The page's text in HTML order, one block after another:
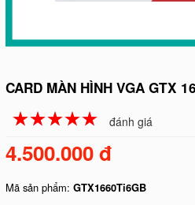
CARD MÀN HÌNH VGA GTX
☆☆☆☆☆
★★★★★ đánh giá
4.500.000 đ
Mã sản phẩm:GTX1660Ti6GB